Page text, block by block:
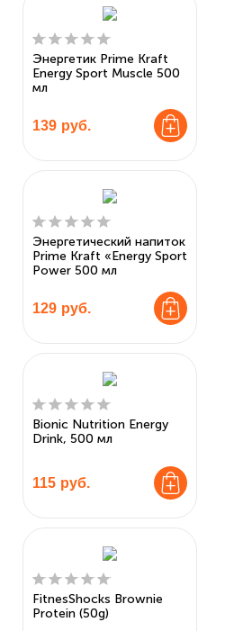
Энергетик Prime Kraft
Energy Sport Muscle 500
мл
139 руб.
Энергетический напиток
Prime Kraft «Energy Sport
Power 500 мл
129 руб.
Bionic Nutrition Energy
Drink, 500 мл
115 руб.
FitnesShocks Brownie
Protein (50g)